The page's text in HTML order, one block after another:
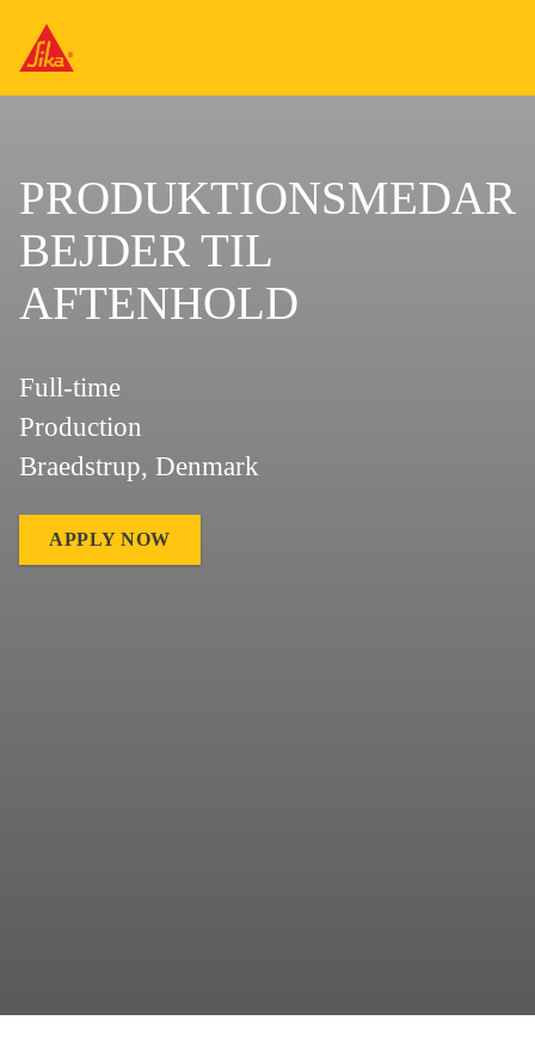
PRODUKTIONSMEDAR
BEJDER TIL
AFTENHOLD
Full-time
Production
Braedstrup, Denmark
APPLY NOW